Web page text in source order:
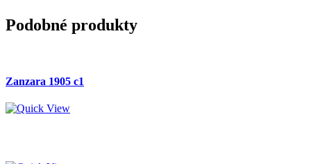
Podobné produkty
Zanzara 1905 c1